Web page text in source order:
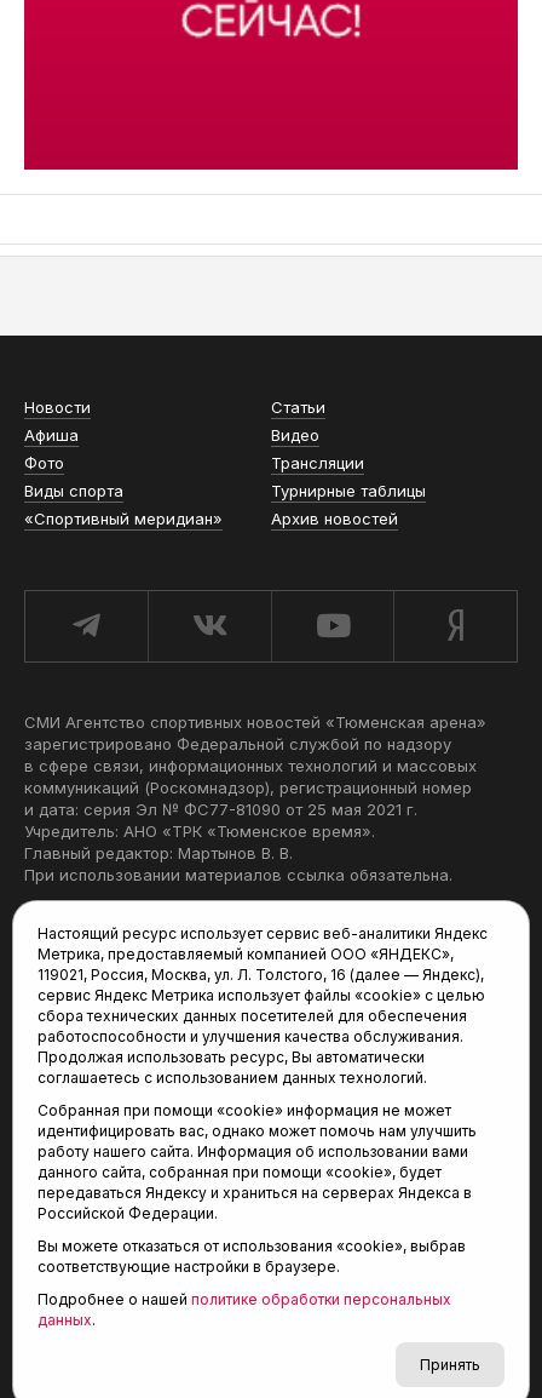
Новости
Статьи
Афиша
Видео
Фото
Трансляции
Виды спорта
Турнирные таблицы
«Спортивный меридиан»
Архив новостей
СМИ Агентство спортивных новостей «Тюменская арена»
зарегистрировано Федеральной службой по надзору
в сфере связи, информационных технологий и массовых
коммуникаций (Роскомнадзор), регистрационный номер
и дата: серия Эл № ФС77-81090 от 25 мая 2021 г.
Учредитель: АНО «ТРК «Тюменское время».
Главный редактор: Мартынов В. В.
При использовании материалов ссылка обязательна.
Редакция:
625035, Тюмень, пр. Геологоразведчиков, 28А
(3452) 68-22-28
tum-arena@mail.ru
Отдел продаж:
(3452) 68-89-78
kotovaev@sibinformburo.ru
© 2001-2026 Агентство спортивных новостей
Настоящий ресурс использует сервис веб-аналитики Яндекс
Метрика, предоставляемый компанией ООО «ЯНДЕКС»,
119021, Россия, Москва, ул. Л. Толстого, 16 (далее — Яндекс),
сервис Яндекс Метрика использует файлы «cookie» с целью
сбора технических данных посетителей для обеспечения
работоспособности и улучшения качества обслуживания.
Продолжая использовать ресурс, Вы автоматически
соглашаетесь с использованием данных технологий.
Собранная при помощи «cookie» информация не может
идентифицировать вас, однако может помочь нам улучшить
работу нашего сайта. Информация об использовании вами
данного сайта, собранная при помощи «cookie», будет
передаваться Яндексу и храниться на серверах Яндекса в
Российской Федерации.
Вы можете отказаться от использования «cookie», выбрав
соответствующие настройки в браузере.
Подробнее о нашей политике обработки персональных
данных.
Принять